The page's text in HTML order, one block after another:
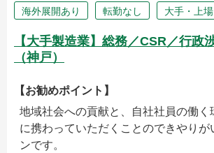
海外展開あり 転勤なし 大手・上場
【大手製造業】総務／CSR／行政
（神戸）
【お勧めポイント】
地域社会への貢献と、自社社員の働く
に携わっていただくことのできやりが
ンです。